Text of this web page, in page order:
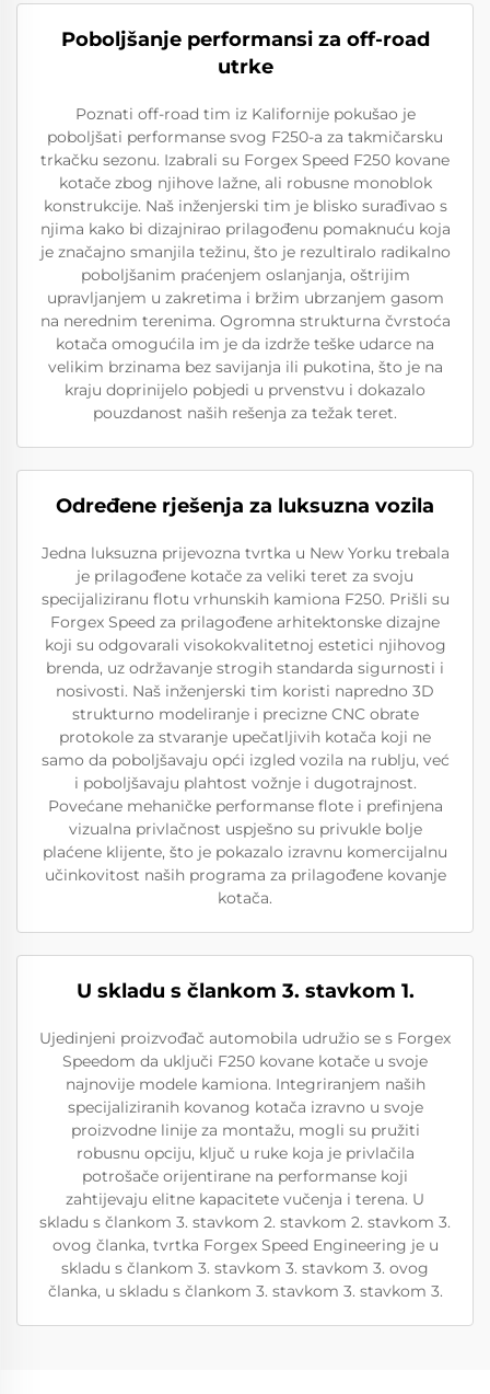
Poboljšanje performansi za off-road
utrke
Poznati off-road tim iz Kalifornije pokušao je
poboljšati performanse svog F250-a za takmičarsku
trkačku sezonu. Izabrali su Forgex Speed F250 kovane
kotače zbog njihove lažne, ali robusne monoblok
konstrukcije. Naš inženjerski tim je blisko surađivao s
njima kako bi dizajnirao prilagođenu pomaknuću koja
je značajno smanjila težinu, što je rezultiralo radikalno
poboljšanim praćenjem oslanjanja, oštrijim
upravljanjem u zakretima i bržim ubrzanjem gasom
na nerednim terenima. Ogromna strukturna čvrstoća
kotača omogućila im je da izdrže teške udarce na
velikim brzinama bez savijanja ili pukotina, što je na
kraju doprinijelo pobjedi u prvenstvu i dokazalo
pouzdanost naših rešenja za težak teret.
Određene rješenja za luksuzna vozila
Jedna luksuzna prijevozna tvrtka u New Yorku trebala
je prilagođene kotače za veliki teret za svoju
specijaliziranu flotu vrhunskih kamiona F250. Prišli su
Forgex Speed za prilagođene arhitektonske dizajne
koji su odgovarali visokokvalitetnoj estetici njihovog
brenda, uz održavanje strogih standarda sigurnosti i
nosivosti. Naš inženjerski tim koristi napredno 3D
strukturno modeliranje i precizne CNC obrate
protokole za stvaranje upečatljivih kotača koji ne
samo da poboljšavaju opći izgled vozila na rublju, već
i poboljšavaju plahtost vožnje i dugotrajnost.
Povećane mehaničke performanse flote i prefinjena
vizualna privlačnost uspješno su privukle bolje
plaćene klijente, što je pokazalo izravnu komercijalnu
učinkovitost naših programa za prilagođene kovanje
kotača.
U skladu s člankom 3. stavkom 1.
Ujedinjeni proizvođač automobila udružio se s Forgex
Speedom da uključi F250 kovane kotače u svoje
najnovije modele kamiona. Integriranjem naših
specijaliziranih kovanog kotača izravno u svoje
proizvodne linije za montažu, mogli su pružiti
robusnu opciju, ključ u ruke koja je privlačila
potrošače orijentirane na performanse koji
zahtijevaju elitne kapacitete vučenja i terena. U
skladu s člankom 3. stavkom 2. stavkom 2. stavkom 3.
ovog članka, tvrtka Forgex Speed Engineering je u
skladu s člankom 3. stavkom 3. stavkom 3. ovog
članka, u skladu s člankom 3. stavkom 3. stavkom 3.